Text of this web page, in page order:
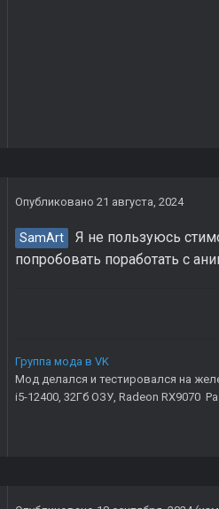
Опубликовано 21 августа, 2024
SamArt
Я не пользуюсь
попробовать поработать с
Группа мода в VK
Мод делался и тестировался на
i5-12400, 32Гб ОЗУ, Radeon RX9070